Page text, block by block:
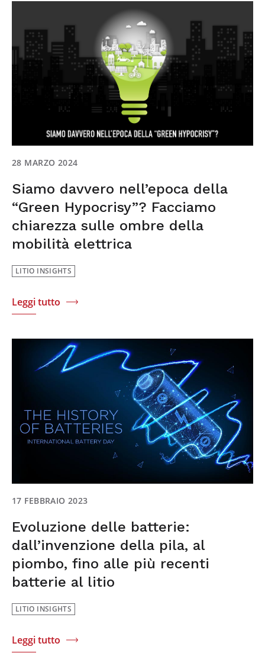
28 MARZO 2024
Siamo davvero nell’epoca della
“Green Hypocrisy”? Facciamo
chiarezza sulle ombre della
mobilità elettrica
LITIO INSIGHTS
Leggi tutto
17 FEBBRAIO 2023
Evoluzione delle batterie:
dall’invenzione della pila, al
piombo, fino alle più recenti
batterie al litio
LITIO INSIGHTS
Leggi tutto